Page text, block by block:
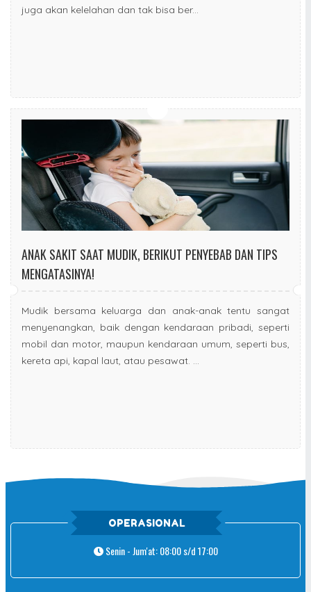
juga akan kelelahan dan tak bisa ber...
ANAK SAKIT SAAT MUDIK, BERIKUT PENYEBAB DAN TIPS
MENGATASINYA!
Mudik bersama keluarga dan anak-anak tentu sangat
menyenangkan, baik dengan kendaraan pribadi, seperti
mobil dan motor, maupun kendaraan umum, seperti bus,
kereta api, kapal laut, atau pesawat. ...
OPERASIONAL
Senin - Jum'at: 08:00 s/d 17:00